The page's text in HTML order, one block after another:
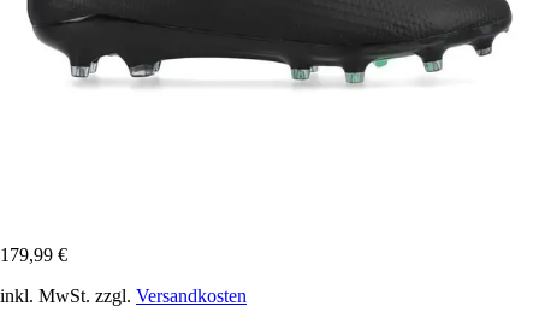
179,99 €
inkl. MwSt. zzgl. Versandkosten